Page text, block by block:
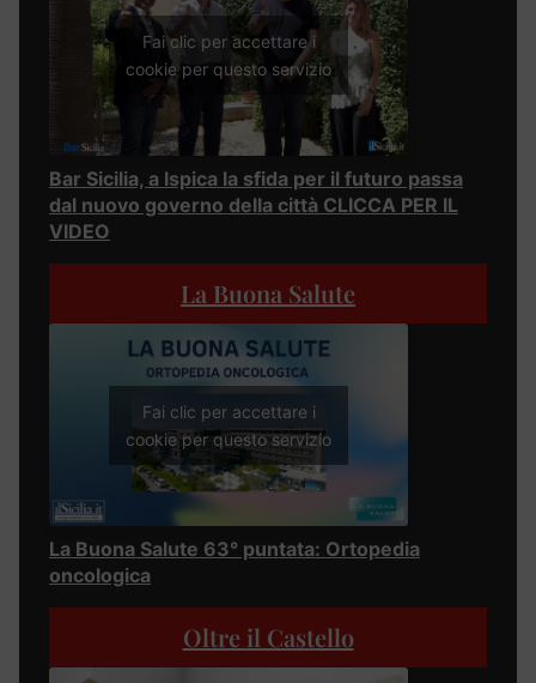
Fai clic per accettare i
cookie per questo servizio
Bar Sicilia, a Ispica la sfida per il futuro passa
dal nuovo governo della città CLICCA PER IL
VIDEO
La Buona Salute
Fai clic per accettare i
cookie per questo servizio
La Buona Salute 63° puntata: Ortopedia
oncologica
Oltre il Castello